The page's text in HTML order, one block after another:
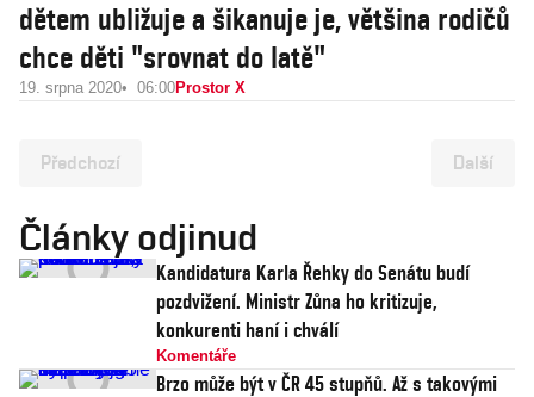
dětem ubližuje a šikanuje je, většina rodičů
chce děti "srovnat do latě"
19. srpna 2020 06:00Prostor X
Předchozí Další
Články odjinud
Kandidatura Karla Řehky do Senátu budí
pozdvižení. Ministr Zůna ho kritizuje,
konkurenti haní i chválí
Komentáře
Brzo může být v ČR 45 stupňů. Až s takovými